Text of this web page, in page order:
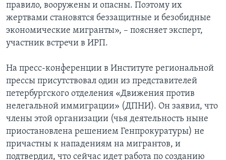
правило, вооружены и опасны. Поэтому их
жертвами становятся беззащитные и безобидные
экономические мигранты», – поясняет эксперт,
участник встречи в ИРП.
На пресс-конференции в Институте региональной
прессы присутствовал один из представителей
петербургского отделения «Движения против
нелегальной иммиграции» (ДПНИ). Он заявил, что
члены этой организации (чья деятельность ныне
приостановлена решением Генпрокуратуры) не
причастны к нападениям на мигрантов, и
подтвердил, что сейчас идет работа по созданию